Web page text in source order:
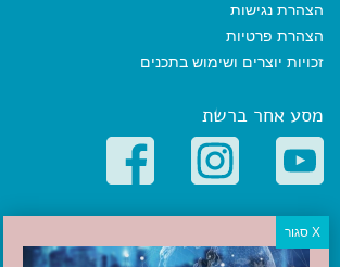
הצהרת נגישות
הצהרת פרטיות
זכויות יוצרים ושימוש בתכנים
מסע אחר ברשת
קטגוריות פופולריות
יעדים